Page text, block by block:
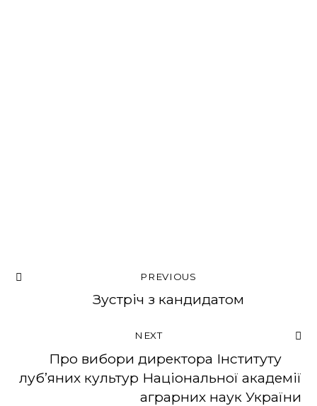
PREVIOUS
Зустріч з кандидатом
NEXT
Про вибори директора Інституту
луб’яних культур Національної академії
аграрних наук України